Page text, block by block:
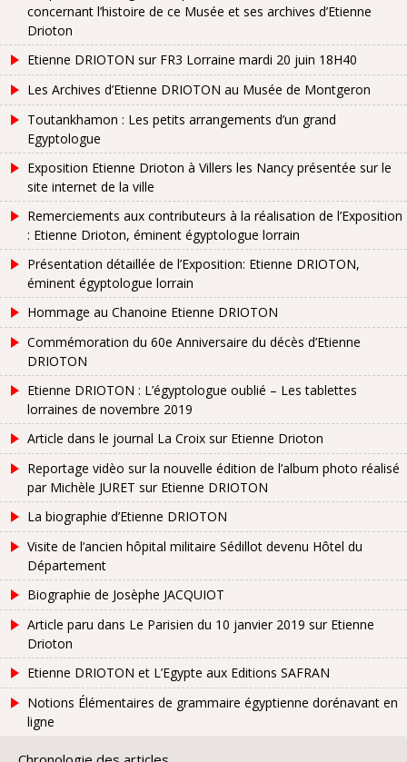
concernant l’histoire de ce Musée et ses archives d’Etienne
Drioton
Etienne DRIOTON sur FR3 Lorraine mardi 20 juin 18H40
Les Archives d’Etienne DRIOTON au Musée de Montgeron
Toutankhamon : Les petits arrangements d’un grand
Egyptologue
Exposition Etienne Drioton à Villers les Nancy présentée sur le
site internet de la ville
Remerciements aux contributeurs à la réalisation de l’Exposition
: Etienne Drioton, éminent égyptologue lorrain
Présentation détaillée de l’Exposition: Etienne DRIOTON,
éminent égyptologue lorrain
Hommage au Chanoine Etienne DRIOTON
Commémoration du 60e Anniversaire du décès d’Etienne
DRIOTON
Etienne DRIOTON : L’égyptologue oublié – Les tablettes
lorraines de novembre 2019
Article dans le journal La Croix sur Etienne Drioton
Reportage vidèo sur la nouvelle édition de l’album photo réalisé
par Michèle JURET sur Etienne DRIOTON
La biographie d’Etienne DRIOTON
Visite de l’ancien hôpital militaire Sédillot devenu Hôtel du
Département
Biographie de Josèphe JACQUIOT
Article paru dans Le Parisien du 10 janvier 2019 sur Etienne
Drioton
Etienne DRIOTON et L’Egypte aux Editions SAFRAN
Notions Élémentaires de grammaire égyptienne dorénavant en
ligne